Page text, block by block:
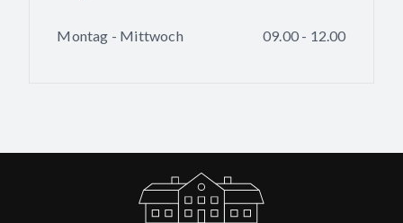
Montag - Mittwoch 09.00 - 12.00